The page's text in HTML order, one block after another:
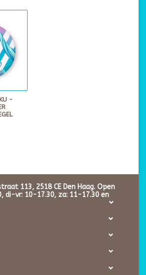
-
113, 2518 CE Den Haag. Open
di-vr: 10-17.30, za: 11-17.30 en